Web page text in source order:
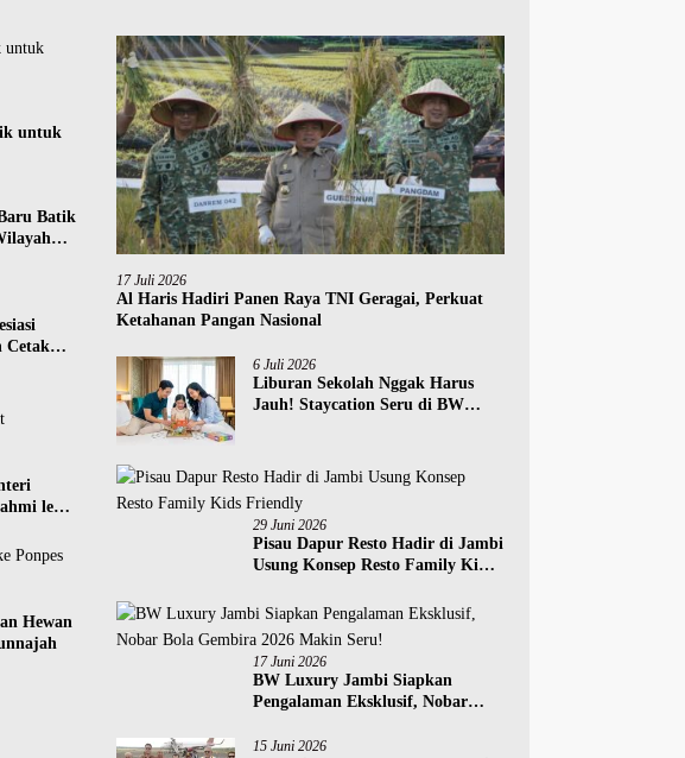
untuk
Batik
Cetak
lewat
Hewan
17 Juli 2026
Al Haris Hadiri Panen Raya TNI Geragai, Perkuat
Ketahanan Pangan Nasional
6 Juli 2026
Liburan Sekolah Nggak Harus
Jauh! Staycation Seru di BW
29 Juni 2026
Pisau Dapur Resto Hadir di Jambi
Usung Konsep Resto Family Kids
17 Juni 2026
BW Luxury Jambi Siapkan
Pengalaman Eksklusif, Nobar
15 Juni 2026